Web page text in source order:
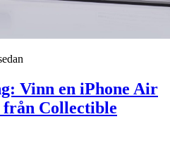
Vinn en iPhone Air
från Collectible